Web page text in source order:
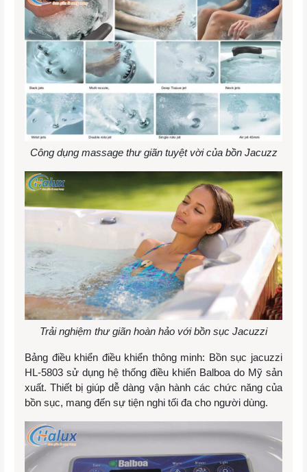
Công dụng massage thư giãn tuyệt vời của bồn Jacuzz
Trải nghiệm thư giãn hoàn hảo với bồn sục Jacuzzi
Bảng điều khiển điều khiển thông minh: Bồn sục jacuzzi
HL-5803 sử dụng hệ thống điều khiển Balboa do Mỹ sản
xuất. Thiết bị giúp dễ dàng vận hành các chức năng của
bồn sục, mang đến sự tiện nghi tối đa cho người dùng.